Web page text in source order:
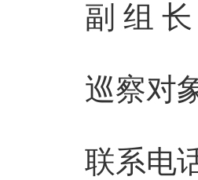
副 组 长
巡察对象
联系电话